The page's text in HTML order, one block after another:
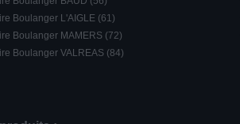
Boulanger L'AIGLE (61)
Boulanger MAMERS (72)
Boulanger VALREAS (84)